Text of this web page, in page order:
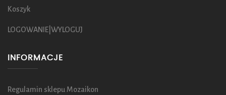
Koszyk
LOGOWANIE|WYLOGUJ
INFORMACJE
Regulamin sklepu Mozaikon